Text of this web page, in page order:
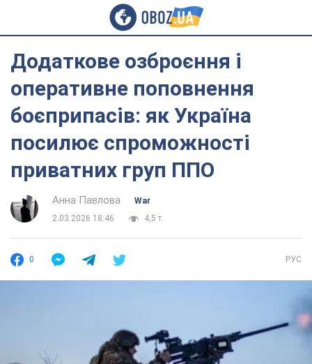
Додаткове озброєння і
оперативне поповнення
боєприпасів: як Україна
посилює спроможності
приватних груп ППО
Анна Павлова
War
2.03.2026 18:46
4,5 т.
0 РУС